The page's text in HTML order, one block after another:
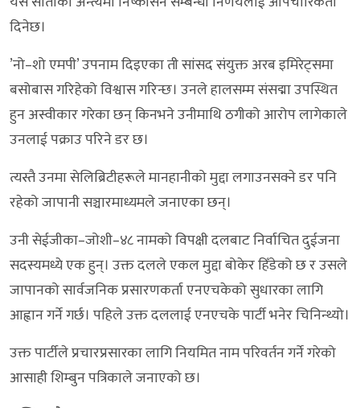
दिनेछ।
’नो–शो एमपी’ उपनाम दिइएका ती सांसद संयुक्त अरब इमिरेट्समा
बसोबास गरिहेको विश्वास गरिन्छ। उनले हालसम्म संसद्मा उपस्थित
हुन अस्वीकार गरेका छन् किनभने उनीमाथि ठगीको आरोप लागेकाले
उनलाई पक्राउ परिने डर छ।
त्यस्तै उनमा सेलिब्रिटीहरूले मानहानीको मुद्दा लगाउनसक्ने डर पनि
रहेको जापानी सञ्चारमाध्यमले जनाएका छन्।
उनी सेईजीका–जोशी–४८ नामको विपक्षी दलबाट निर्वाचित दुईजना
सदस्यमध्ये एक हुन्। उक्त दलले एकल मुद्दा बोकेर हिँडेको छ र उसले
जापानको सार्वजनिक प्रसारणकर्ता एनएचकेको सुधारका लागि
आह्वान गर्ने गर्छ। पहिले उक्त दललाई एनएचके पार्टी भनेर चिनिन्थ्यो।
उक्त पार्टीले प्रचारप्रसारका लागि नियमित नाम परिवर्तन गर्ने गरेको
आसाही शिम्बुन पत्रिकाले जनाएको छ।